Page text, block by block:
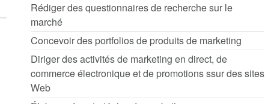
Rédiger des questionnaires de recherche sur le
marché
Concevoir des portfolios de produits de marketing
Diriger des activités de marketing en direct, de
commerce électronique et de promotions ssur des sites
Web